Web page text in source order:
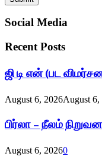
Social Media
Recent Posts
ஜி டி என் (பட
August 6, 2026August 6,
பிர்லா – நீலம்
August 6, 20260